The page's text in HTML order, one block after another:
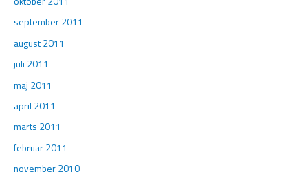
september 2011
august 2011
juli 2011
maj 2011
april 2011
marts 2011
februar 2011
november 2010